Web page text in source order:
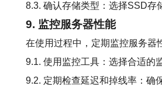
8.3. 确认存储类型：选择SSD存
9. 监控服务器性能
在使用过程中，定期监控服务器
9.1. 使用监控工具：选择合适的
9.2. 定期检查延迟和掉线率：确